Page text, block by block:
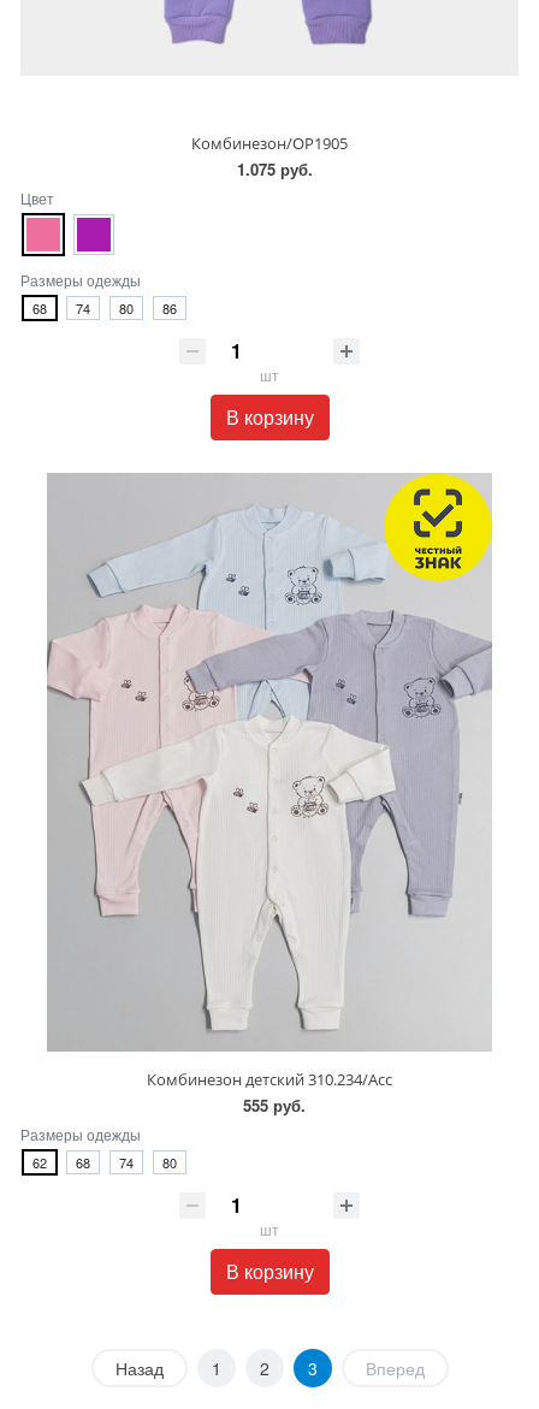
Комбинезон/OP1905
1.075 руб.
Цвет
Размеры одежды
68 74 80 86
шт
В корзину
Комбинезон детский 310.234/Асс
555 руб.
Размеры одежды
62 68 74 80
шт
В корзину
Назад 1 2 3 Вперед